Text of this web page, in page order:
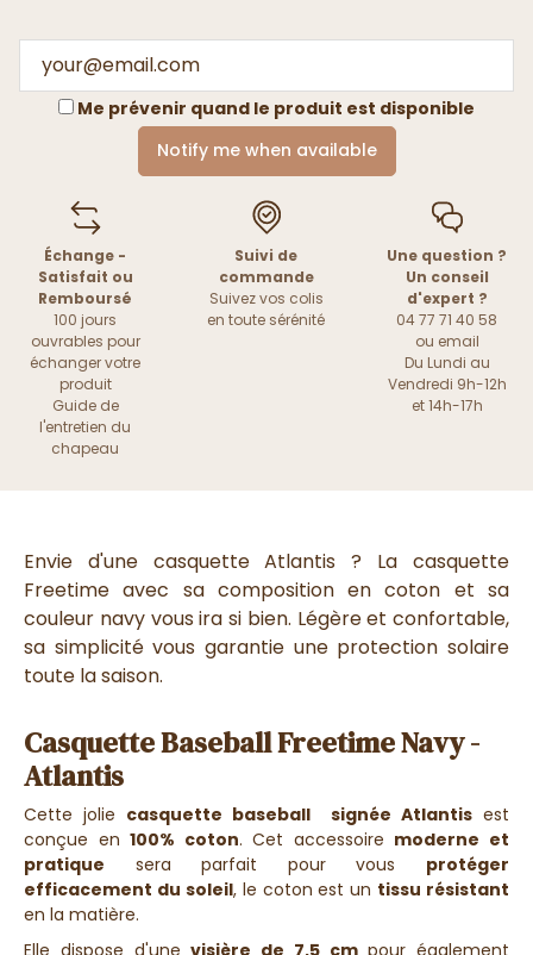
Me prévenir quand le produit est disponible
Notify me when available
Échange -
Satisfait ou
Remboursé
100 jours
ouvrables pour
échanger votre
produit
Guide de
l'entretien du
chapeau
Suivi de
commande
Suivez vos colis
en toute sérénité
Une question ?
Un conseil
d'expert ?
04 77 71 40 58
ou email
Du Lundi au
Vendredi 9h-12h
et 14h-17h
Envie d'une casquette Atlantis ? La casquette
Freetime avec sa composition en coton et sa
couleur navy vous ira si bien. Légère et confortable,
sa simplicité vous garantie une protection solaire
toute la saison.
Casquette Baseball Freetime Navy -
Atlantis
Cette jolie casquette baseball signée Atlantisest
conçue en100% coton. Cet accessoire moderne et
pratique sera parfait pour vous protéger
efficacement du soleil, le coton est un tissu résistant
en la matière.
Elle dispose d'unevisière de 7,5 cmpour également